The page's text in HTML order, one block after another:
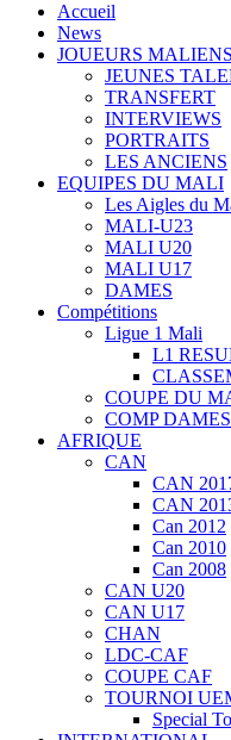
Accueil
News
JOUEURS MALIENS
JEUNES
TRANSFERT
INTERVIEWS
PORTRAITS
LES ANCIENS
EQUIPES DU MALI
Les Aigles du
MALI-U23
MALI U20
MALI U17
DAMES
Compétitions
Ligue 1 Mali
L1
COUPE DU
COMP DAMES
AFRIQUE
CAN
CAN
CAN
Can 2012
Can 2010
Can 2008
CAN U20
CAN U17
CHAN
LDC-CAF
COUPE CAF
TOURNOI
Special